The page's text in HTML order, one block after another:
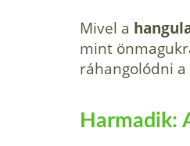
Mivel a
mint
ráhangolódni
Harmadik: